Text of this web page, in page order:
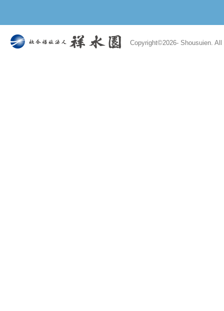
Copyright©2026- Shousuien.